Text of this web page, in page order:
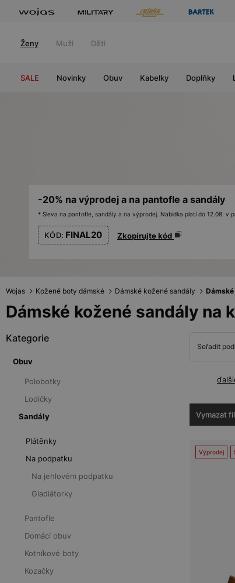
Ženy Muži Děti
SALE Novinky Obuv Kabelky Doplňky
-20% na výprodej a na pantofle a sandály
* Sleva na pantofle, sandály a na výprodej. Nabídka platí do 12.08. v
KÓD: FINAL20 Zkopírujte kód
Wojas Kožené boty dámské Dámské kožené sandály
Dámské kožené sandály na
Kategorie
Obuv
Polobotky
Lodičky
Sandály
Plátěnky
Na podpatku
Na jehlovém podpatku
Gladiátorky
Pantofle
Domácí obuv
Kotníkové boty
Kozačky
Seřadit
Vymazat
Výprodej